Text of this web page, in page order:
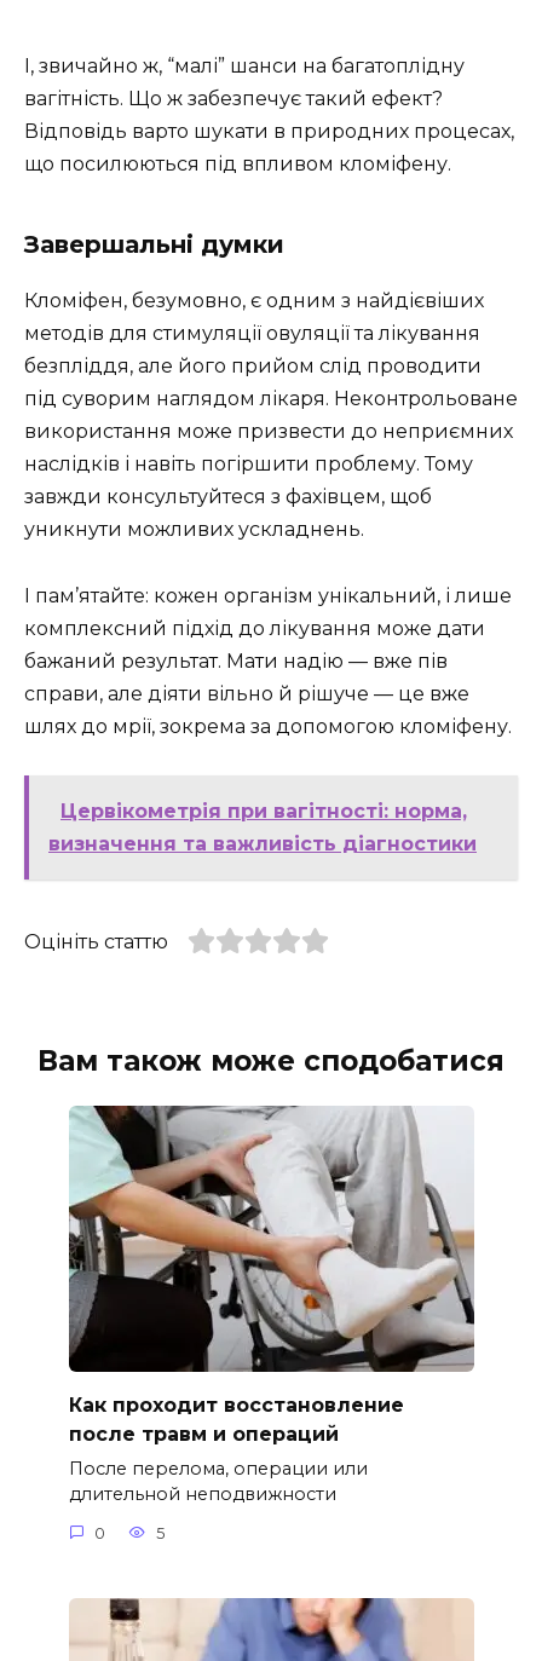
І, звичайно ж, “малі” шанси на багатоплідну
вагітність. Що ж забезпечує такий ефект?
Відповідь варто шукати в природних процесах,
що посилюються під впливом кломіфену.
Завершальні думки
Кломіфен, безумовно, є одним з найдієвіших
методів для стимуляції овуляції та лікування
безпліддя, але його прийом слід проводити
під суворим наглядом лікаря. Неконтрольоване
використання може призвести до неприємних
наслідків і навіть погіршити проблему. Тому
завжди консультуйтеся з фахівцем, щоб
уникнути можливих ускладнень.
І пам’ятайте: кожен організм унікальний, і лише
комплексний підхід до лікування може дати
бажаний результат. Мати надію — вже пів
справи, але діяти вільно й рішуче — це вже
шлях до мрії, зокрема за допомогою кломіфену.
Цервікометрія при вагітності: норма,
визначення та важливість діагностики
Оцініть статтю
Вам також може сподобатися
Как проходит восстановление
после травм и операций
После перелома, операции или
длительной неподвижности
0 5